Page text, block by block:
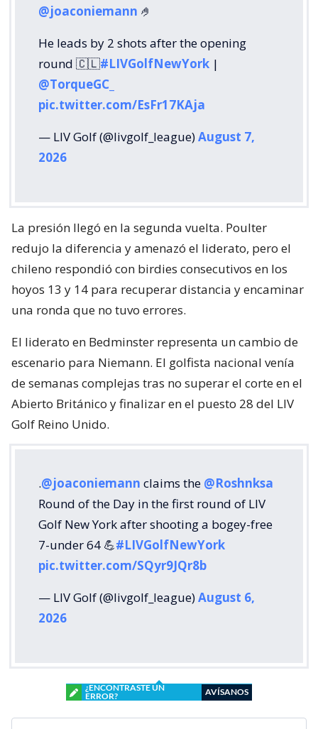
@joaconiemann 🤌
He leads by 2 shots after the opening
round 🇨🇱#LIVGolfNewYork |
@TorqueGC_
pic.twitter.com/EsFr17KAja
— LIV Golf (@livgolf_league)August 7,
2026
La presión llegó en la segunda vuelta. Poulter
redujo la diferencia y amenazó el liderato, pero el
chileno respondió con birdies consecutivos en los
hoyos 13 y 14 para recuperar distancia y encaminar
una ronda que no tuvo errores.
El liderato en Bedminster representa un cambio de
escenario para Niemann. El golfista nacional venía
de semanas complejas tras no superar el corte en el
Abierto Británico y finalizar en el puesto 28 del LIV
Golf Reino Unido.
.@joaconiemann claims the @Roshnksa
Round of the Day in the first round of LIV
Golf New York after shooting a bogey-free
7-under 64 💪#LIVGolfNewYork
pic.twitter.com/SQyr9JQr8b
— LIV Golf (@livgolf_league)August 6,
2026
¿ENCONTRASTE UN
ERROR?
AVÍSANOS